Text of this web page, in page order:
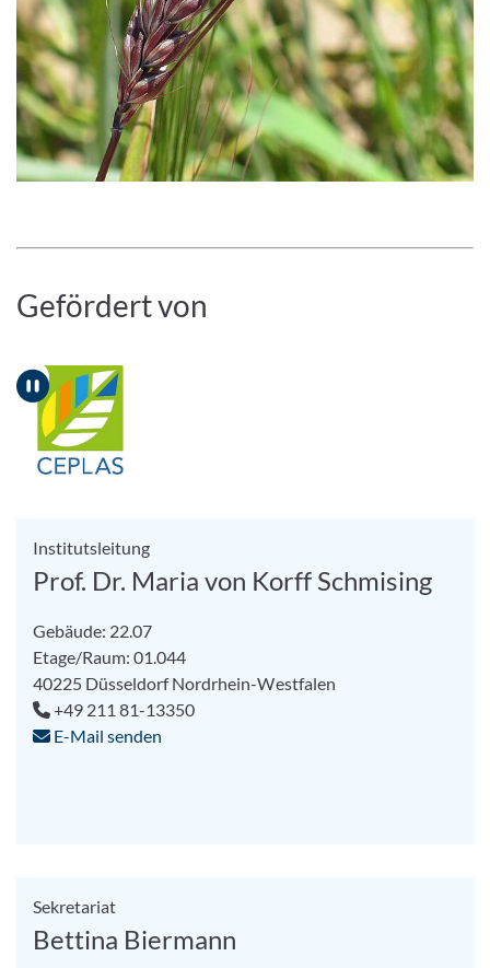
Gefördert von
Pause
Institutsleitung
Prof. Dr. Maria von Korff Schmising
Gebäude: 22.07
Etage/Raum: 01.044
40225 DüsseldorfNordrhein-Westfalen
+49 211 81-13350
E-Mail senden
Sekretariat
Bettina Biermann